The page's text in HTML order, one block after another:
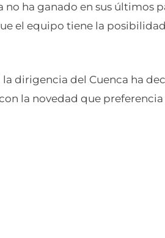
ha ganado en sus últimos
el equipo tiene la
la dirigencia del Cuenca ha
la novedad que